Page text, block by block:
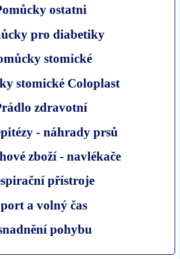
ostatni
pro diabetiky
stomické
stomické Coloplast
zdravotní
- náhrady prsů
zboží - navlékače
přístroje
a volný čas
pohybu